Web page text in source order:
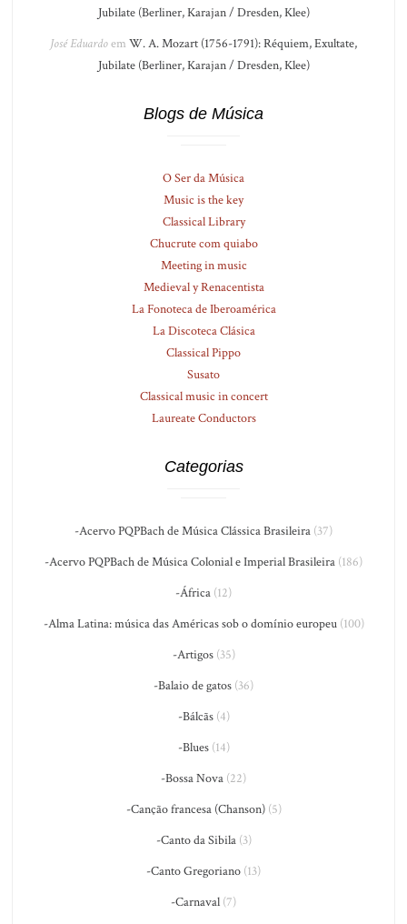
Jubilate (Berliner, Karajan / Dresden, Klee)
José Eduardoem W. A. Mozart (1756-1791): Réquiem, Exultate,
Jubilate (Berliner, Karajan / Dresden, Klee)
Blogs de Música
O Ser da Música
Music is the key
Classical Library
Chucrute com quiabo
Meeting in music
Medieval y Renacentista
La Fonoteca de Iberoamérica
La Discoteca Clásica
Classical Pippo
Susato
Classical music in concert
Laureate Conductors
Categorias
-Acervo PQPBach de Música Clássica Brasileira (37)
-Acervo PQPBach de Música Colonial e Imperial Brasileira (186)
-África (12)
-Alma Latina: música das Américas sob o domínio europeu(100)
-Artigos(35)
-Balaio de gatos (36)
-Bálcãs(4)
-Blues(14)
-Bossa Nova (22)
-Canção francesa (Chanson)(5)
-Canto da Sibila(3)
-Canto Gregoriano (13)
-Carnaval (7)